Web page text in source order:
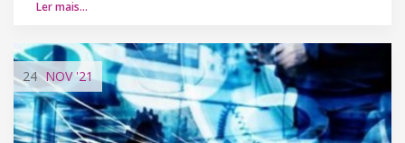
Ler mais…
24 NOV'21